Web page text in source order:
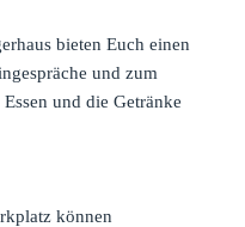
bieten Euch einen
und zum
und die Getränke
können